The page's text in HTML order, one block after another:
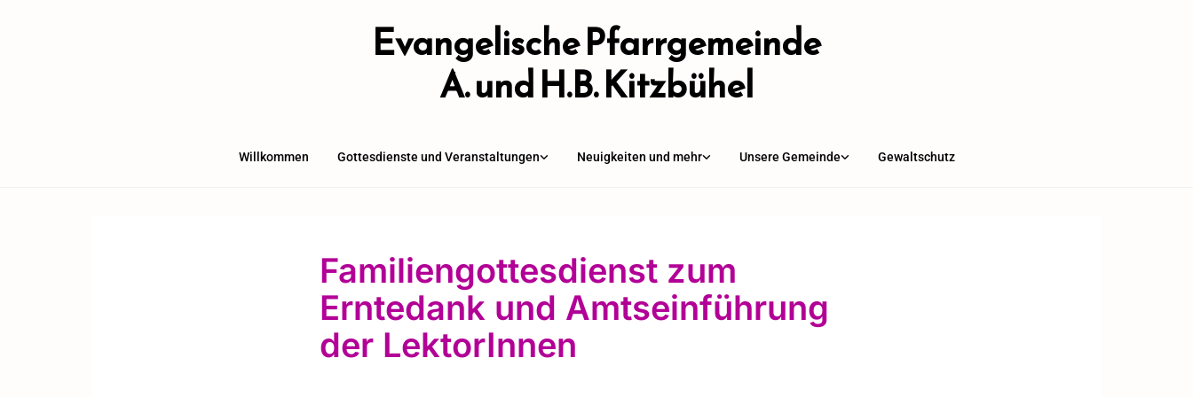
Evangelische Pfarrgemeinde
A. und H.B. Kitzbühel
Willkommen Gottesdienste und Veranstaltungen Neuigkeiten und mehr Unsere Gemeinde Gewaltschutz
Familiengottesdienst zum
Erntedank und Amtseinführung
der LektorInnen